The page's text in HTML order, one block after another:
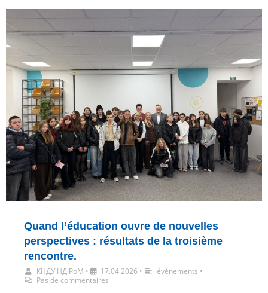
Quand l’éducation ouvre de nouvelles
perspectives : résultats de la troisième
rencontre.
КНДУ НДІРоМ • 17.04.2026 • événements •
Pas de commentaires